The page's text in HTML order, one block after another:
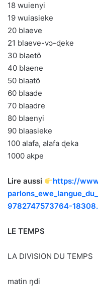
18 wuienyi
19 wuiasieke
20 blaeve
21 blaeve-vɔ-ɖeke
30 blaetõ
40 blaene
50 blaatõ
60 blaade
70 blaadre
80 blaenyi
90 blaasieke
100 alafa, alafa ɖeka
1000 akpe
Lire aussi
https://
9782747573764-
LE TEMPS
LA DIVISION DU TEMPS
matin ŋdi